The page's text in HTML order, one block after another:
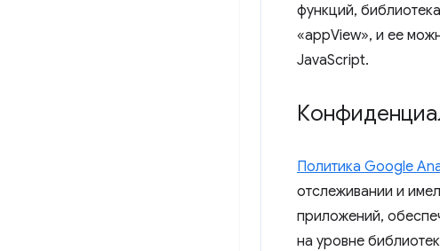
функций,
«appView», и ее
JavaScript.
Политика Google
отслеживании и
приложений,
на уровне